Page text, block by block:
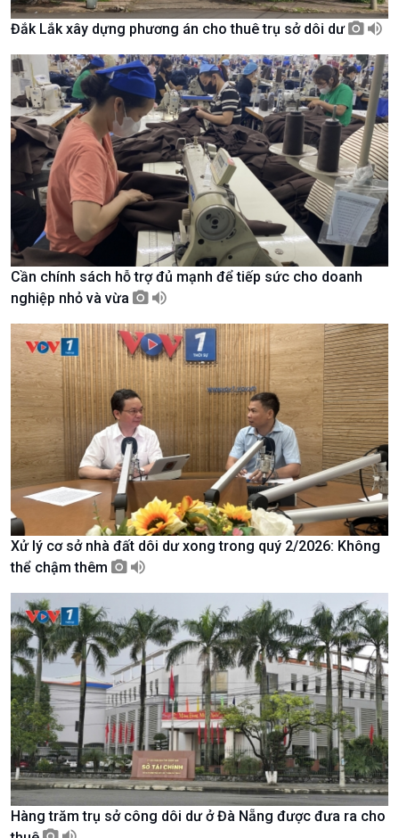
Giới thiệu
Thời sự
Thời sự 6h
Thời sự 12h
Thời sự 18h
Thời sự 21h30
Bản tin
Chuyên mục
Theo dòng Thời sự
Tin Chính trị
Chính phủ với người dân
Quốc hội với cử tri
Xây dựng đảng
Đảng trong cuộc sống
Nhận diện sự thật
Pháp luật và đời sống
Tin thế giới
Vấn đề quốc tế
Hồ sơ sự kiện quốc tế
Thế giới & Việt Nam
Biên cương - Một dải vững
bền
Đắk Lắk xây dựng phương án cho thuê trụ sở dôi dư
Cần chính sách hỗ trợ đủ mạnh để tiếp sức cho doanh
nghiệp nhỏ và vừa
Xử lý cơ sở nhà đất dôi dư xong trong quý 2/2026: Không
thể chậm thêm
Hàng trăm trụ sở công dôi dư ở Đà Nẵng được đưa ra cho